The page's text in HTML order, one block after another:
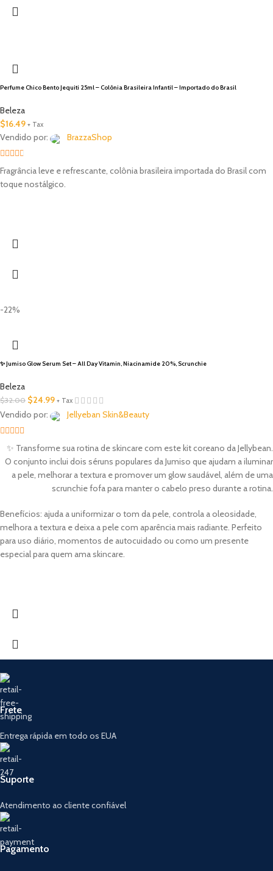
Perfume Chico Bento Jequiti 25ml – Colônia Brasileira Infantil – Importado do Brasil
Beleza
$16.49 + Tax
Vendido por: BrazzaShop
2.33
Fragrância leve e refrescante, colônia brasileira importada do Brasil com
toque nostálgico.
-22%
✨ Jumiso Glow Serum Set – All Day Vitamin, Niacinamide 20%, Scrunchie
Beleza
$32.00 $24.99 + Tax
Vendido por: Jellyeban Skin&Beauty
out of 5
✨ Transforme sua rotina de skincare com este kit coreano da Jellybean.
O conjunto inclui dois séruns populares da Jumiso que ajudam a iluminar
a pele, melhorar a textura e promover um glow saudável, além de uma
scrunchie fofa para manter o cabelo preso durante a rotina.
Benefícios: ajuda a uniformizar o tom da pele, controla a oleosidade,
melhora a textura e deixa a pele com aparência mais radiante. Perfeito
para uso diário, momentos de autocuidado ou como um presente
especial para quem ama skincare.
Frete
Entrega rápida em todo os EUA
Suporte
Atendimento ao cliente confiável
Pagamento